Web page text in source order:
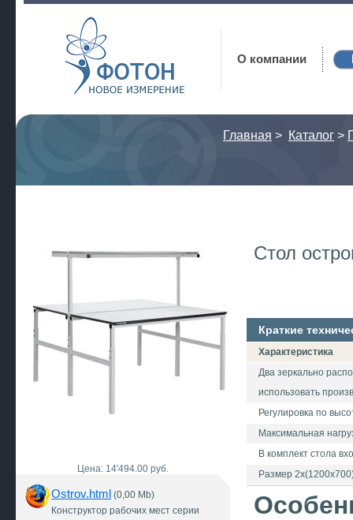
Фотон
О компании
Главная > Каталог >
Цена: 14'494.00 руб.
Ostrov.html (0,00 Mb)
Конструктор рабочих мест серии
Стол
Краткие
Характеристика
Два зеркально
использовать
Регулировка по
Максимальная
В комплект стола
Размер